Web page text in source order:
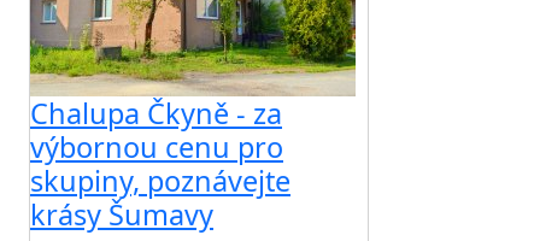
Chalupa Čkyně - za
výbornou cenu pro
skupiny, poznávejte
krásy Šumavy